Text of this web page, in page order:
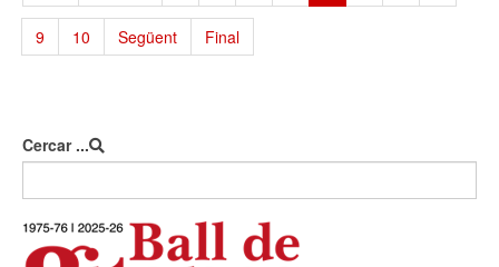
9 10 Següent Final
Cercar ...